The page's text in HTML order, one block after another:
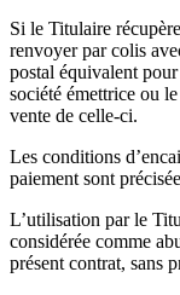
Si le Titulaire
renvoyer par colis
postal équivalent
société émettrice ou
vente de celle-ci.
Les conditions
paiement sont
L’utilisation par le
considérée comme
présent contrat, sans